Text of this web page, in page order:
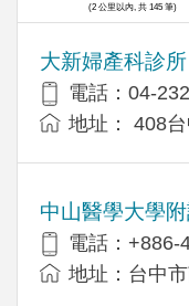
大新婦產科診所
電話：04-
地址： 408
中山醫學大學
電話：+886-
地址：台中
(2 公里以內, 共 145 筆)